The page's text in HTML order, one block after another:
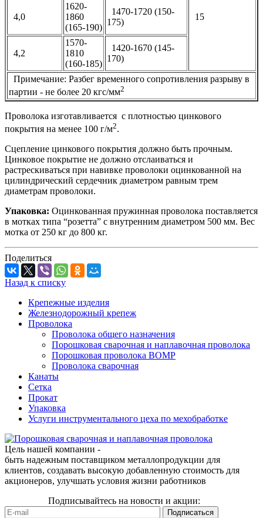
15
4,0
1620-
1860
(165-190)
1470-1720 (150-
175)
4,2
1570-
1810
(160-185)
1420-1670 (145-
170)
Примечание: Разбег временного сопротивления разрыву в
партии - не более 20 кгс/мм2
Проволока изготавливается с плотностью цинкового
покрытия на менее 100 г/м2.
Сцепление цинкового покрытия должно быть прочным.
Цинковое покрытие не должно отслаиваться и
растрескиваться при навивке проволоки оцинкованной на
цилиндрический сердечник диаметром равным трем
диаметрам проволоки.
Упаковка: Оцинкованная пружинная проволока поставляется
в мотках типа “розетта” с внутренним диаметром 500 мм. Вес
мотка от 250 кг до 800 кг.
Поделиться
Назад к списку
Крепежные изделия
Железнодорожный крепеж
Проволока
Проволока общего назначения
Порошковая сварочная и наплавочная проволока
Порошковая проволока ВОМР
Проволока сварочная
Канаты
Сетка
Прокат
Упаковка
Услуги инструментального цеха по мехобработке
Цель нашей компании -
быть надежным поставщиком металлопродукции для
клиентов, создавать высокую добавленную стоимость для
акционеров, улучшать условия жизни работников
Подписывайтесь на новости и акции: